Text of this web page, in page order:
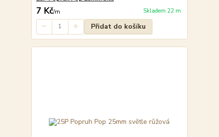
7 Kč/m Skladem 22 m
Přidat do košíku